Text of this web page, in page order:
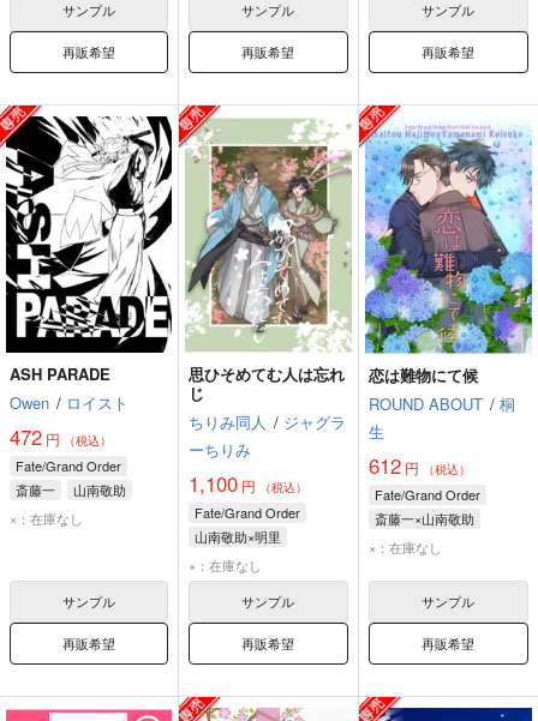
サンプル
再販希望
サンプル
再販希望
サンプル
再販希望
ASH PARADE
Owen / ロイスト
472 円 （税込）
Fate/Grand Order
斎藤一
山南敬助
×：在庫なし
サンプル
再販希望
思ひそめてむ人は忘れ
じ
ちりみ同人 / ジャグラ
ーちりみ
1,100 円 （税込）
Fate/Grand Order
山南敬助×明里
山南敬助
×：在庫なし
サンプル
再販希望
恋は難物にて候
ROUND ABOUT / 桐
生
612円 （税込）
Fate/Grand Order
斎藤一×山南敬助
斎藤一
山南敬助
×：在庫なし
サンプル
再販希望